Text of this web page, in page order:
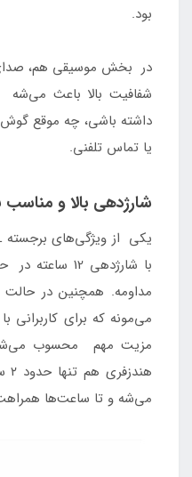
بود.
در بخش موسیقی هم،
شفافیت بالا باعث می‌شه
داشته باشی، چه موقع
یا تماس تلفنی.
شارژدهی بالا و مناسب
با شارژدهی 12
می‌مونه که برای کاربرانی
مزیت مهم محسوب
می‌شه و تا ساعت‌ها